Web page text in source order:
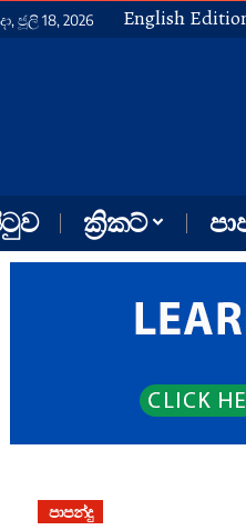
ජූලි 18, 2026 English
ක්‍රිකට්
පාපන්දු